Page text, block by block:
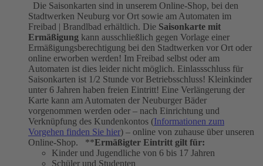
Die Saisonkarten sind in unserem Online-Shop, bei den
Stadtwerken Neuburg vor Ort sowie am Automaten im
Freibad | Brandlbad erhältlich. Die Saisonkarte mit
Ermäßigung kann ausschließlich gegen Vorlage einer
Ermäßigungsberechtigung bei den Stadtwerken vor Ort oder
online erworben werden! Im Freibad selbst oder am
Automaten ist dies leider nicht möglich. Einlassschluss für
Saisonkarten ist 1/2 Stunde vor Betriebsschluss! Kleinkinder
unter 6 Jahren haben freien Eintritt! Eine Verlängerung der
Karte kann am Automaten der Neuburger Bäder
vorgenommen werden oder – nach Einrichtung und
Verknüpfung des Kundenkontos (Informationen zum
Vorgehen finden Sie hier) – online von zuhause über unseren
Online-Shop. **Ermäßigter Eintritt gilt für:
Kinder und Jugendliche von 6 bis 17 Jahren
Schüler und Studenten